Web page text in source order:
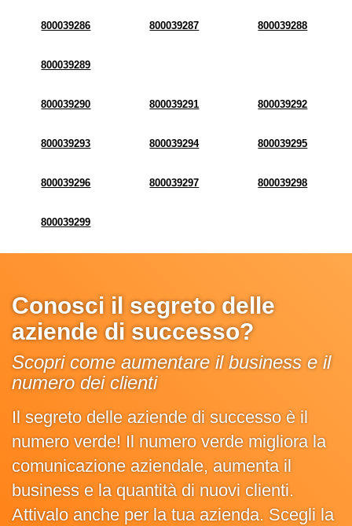
800039286 800039287 800039288
800039289
800039290 800039291 800039292
800039293 800039294 800039295
800039296 800039297 800039298
800039299
Conosci il segreto delle
aziende di successo?
Scopri come aumentare il business e il
numero dei clienti
Il segreto delle aziende di successo è il
numero verde! Il numero verde migliora la
comunicazione aziendale, aumenta il
business e la quantità di nuovi clienti.
Attivalo anche per la tua azienda. Scegli la